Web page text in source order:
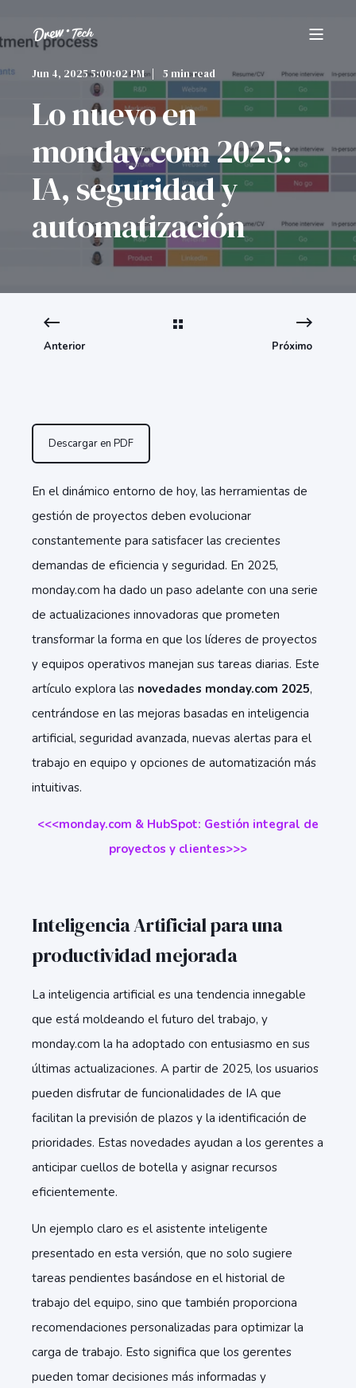
Jun 4, 2025 5:00:02 PM 5 min read
Lo nuevo en
monday.com 2025:
IA, seguridad y
automatización
Anterior Próximo
Descargar en PDF
En el dinámico entorno de hoy, las herramientas de
gestión de proyectos deben evolucionar
constantemente para satisfacer las crecientes
demandas de eficiencia y seguridad. En 2025,
monday.com ha dado un paso adelante con una serie
de actualizaciones innovadoras que prometen
transformar la forma en que los líderes de proyectos
y equipos operativos manejan sus tareas diarias. Este
artículo explora las novedades monday.com 2025,
centrándose en las mejoras basadas en inteligencia
artificial, seguridad avanzada, nuevas alertas para el
trabajo en equipo y opciones de automatización más
intuitivas.
<<<monday.com & HubSpot: Gestión integral de
proyectos y clientes>>>
Inteligencia Artificial para una
productividad mejorada
La inteligencia artificial es una tendencia innegable
que está moldeando el futuro del trabajo, y
monday.com la ha adoptado con entusiasmo en sus
últimas actualizaciones. A partir de 2025, los usuarios
pueden disfrutar de funcionalidades de IA que
facilitan la previsión de plazos y la identificación de
prioridades. Estas novedades ayudan a los gerentes a
anticipar cuellos de botella y asignar recursos
eficientemente.
Un ejemplo claro es el asistente inteligente
presentado en esta versión, que no solo sugiere
tareas pendientes basándose en el historial de
trabajo del equipo, sino que también proporciona
recomendaciones personalizadas para optimizar la
carga de trabajo. Esto significa que los gerentes
pueden tomar decisiones más informadas y